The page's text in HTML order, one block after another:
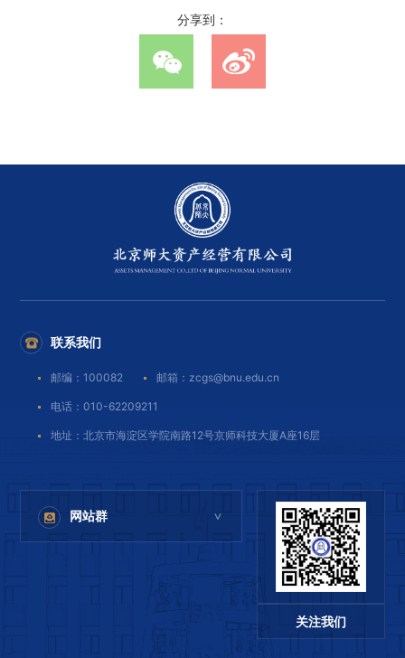
分享到：
联系我们
邮编：100082 邮箱：zcgs@bnu.edu.cn
电话：010-62209211
地址：北京市海淀区学院南路12号京师科技大厦A座16层
>
网站群
北京师范大学
北京师范大学出版集团
北京师范大学教育集团
北京师范大学科技集团
关注我们